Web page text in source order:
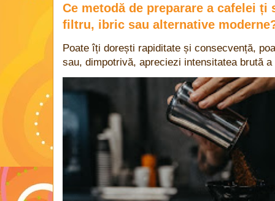
Ce metodă de preparare a cafelei
filtru, ibric sau alternative
Poate îți dorești rapiditate și consecvență,
sau, dimpotrivă, apreciezi intensitatea brută